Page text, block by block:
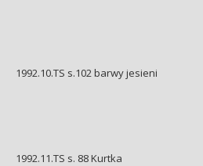
1992.10.TS s.102 barwy jesieni
1992.11.TS s. 88 Kurtka